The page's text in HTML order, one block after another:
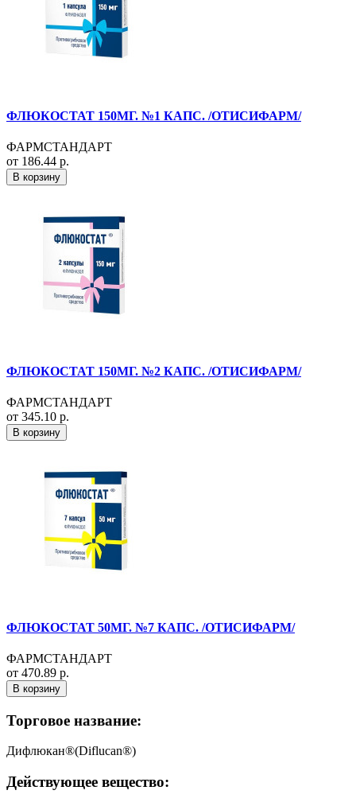
ФЛЮКОСТАТ 150МГ. №1 КАПС. /ОТИСИФАРМ/
ФАРМСТАНДАРТ
от 186.44 р.
В корзину
ФЛЮКОСТАТ 150МГ. №2 КАПС. /ОТИСИФАРМ/
ФАРМСТАНДАРТ
от 345.10 р.
В корзину
ФЛЮКОСТАТ 50МГ. №7 КАПС. /ОТИСИФАРМ/
ФАРМСТАНДАРТ
от 470.89 р.
В корзину
Торговое название:
Дифлюкан®(Diflucan®)
Действующее вещество: